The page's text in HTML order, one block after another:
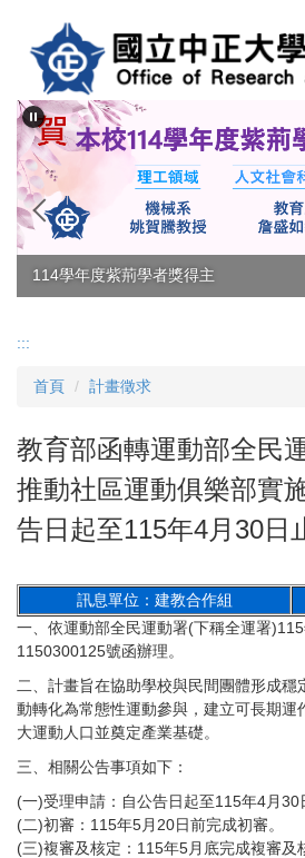
內
容
區
114學年度紫荊學者獎得主
:::
首頁 計畫徵求
教育部函轉運動部全民
推動社區運動俱樂部實
告日起至115年4月30日
訊息單位：建教合作組
一、依運動部全民運動署(下稱全運署
1150300125號函辦理。
二、計畫旨在協助學校與民間團體形成穩
動轉化為常態性運動參與，建立可長期運
大運動人口並奠定產業基礎。
三、相關公告事項如下：
(一)受理申請：自公告日起至115年4月30
(二)初審：115年5月20日前完成初審。
(三)複審及核定：115年5月底完成複審及